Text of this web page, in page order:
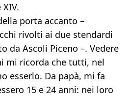
porta accanto –
rivolti ai due stendardi
da Ascoli Piceno –. Vedere
mi ricorda che tutti, nel
esserlo. Da papà, mi fa
15 e 24 anni: nei loro